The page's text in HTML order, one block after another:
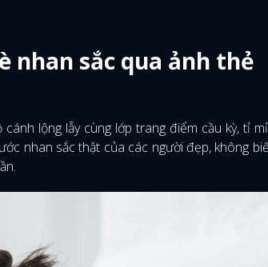
nhan sắc qua ảnh thẻ
lộng lẫy cùng lớp trang điểm cầu kỳ, tỉ
nhan sắc thật của các người đẹp, không